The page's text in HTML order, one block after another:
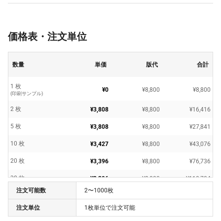
価格表・注文単位
数量 単価 版代 合計
1 枚
(印刷サンプル)
¥0 ¥8,800 ¥8,800
2 枚 ¥3,808 ¥8,800 ¥16,416
5 枚 ¥3,808 ¥8,800 ¥27,841
10 枚 ¥3,427 ¥8,800 ¥43,076
20 枚 ¥3,396 ¥8,800 ¥76,736
30 枚 ¥3,396 ¥8,800 ¥110,704
40 枚
50 枚
注文可能数 2〜1000枚
注文単位 1枚単位で注文可能